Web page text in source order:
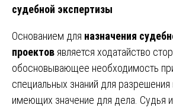
судебной экспертизы
Основанием для назначения
проектов является ходатайство
обосновывающее необходимость
специальных знаний для разрешения
имеющих значение для дела. Судья